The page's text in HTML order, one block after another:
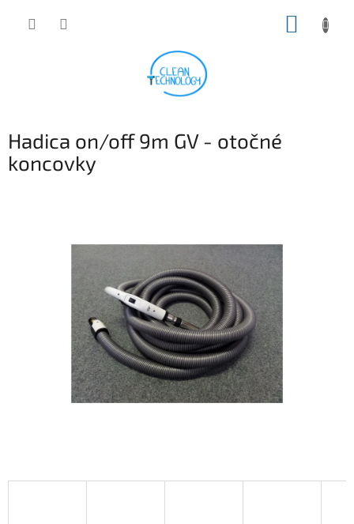
Hadica on/off 9m GV - otočné
koncovky